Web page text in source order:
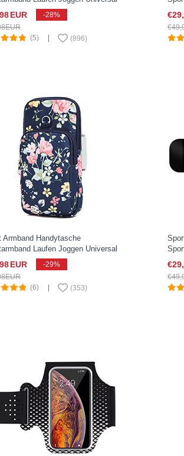
Google Pixel 3 XL Schwarz
98EUR
-28%
EUR
(5)
(896)
A10
€29,
€49,
Armband Handytasche
Laufen Joggen Universal
Google Pixel 3 XL Blau
98EUR
-29%
EUR
(6)
(353)
€29,
€49,